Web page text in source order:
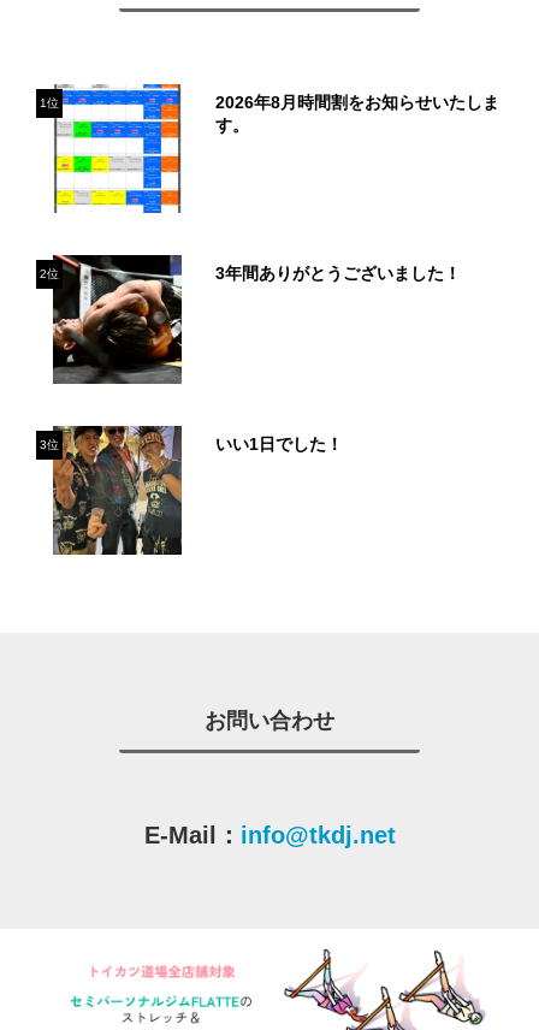
1位
2026年8月時間割をお知らせいたしま
す。
2位 3年間ありがとうございました！
3位 いい1日でした！
お問い合わせ
E-Mail： info@tkdj.net